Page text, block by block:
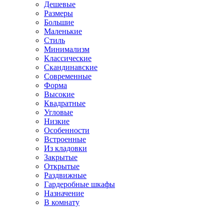
Дешевые
Размеры
Большие
Маленькие
Стиль
Минимализм
Классические
Скандинавские
Современные
Форма
Высокие
Квадратные
Угловые
Низкие
Особенности
Встроенные
Из кладовки
Закрытые
Открытые
Раздвижные
Гардеробные шкафы
Назначение
В комнату